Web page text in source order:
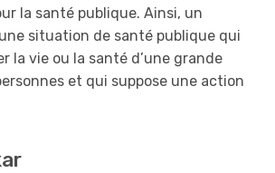
la santé publique. Ainsi, un
situation de santé publique qui
la vie ou la santé d’une grande
et qui suppose une action